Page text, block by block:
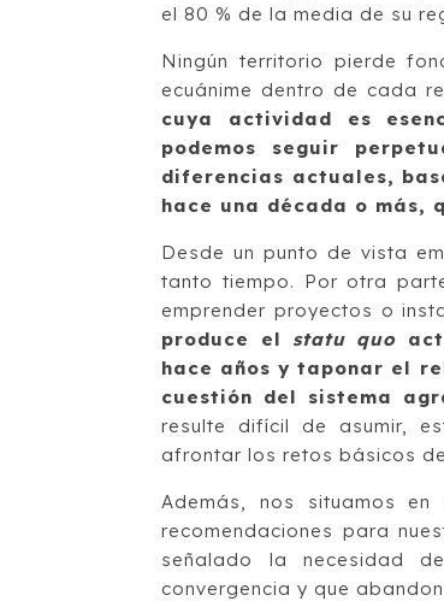
el 80 % de la media de su
Ningún territorio pierde
ecuánime dentro de cada
cuya actividad es
podemos seguir
diferencias actuales,
hace una década o más,
Desde un punto de vista
tanto tiempo. Por otra
emprender proyectos o
produce elstatu quo
hace años y taponar el
cuestión del sistema
resulte difícil de asumir,
afrontar los retos básicos
Además, nos situamos
recomendaciones para
señalado la necesidad
convergencia y que